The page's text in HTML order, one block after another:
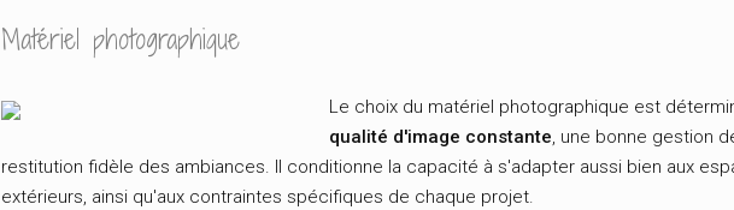
Matériel photographique
Le choix du matériel photographique est
qualité d'image constante, une bonne gestion
restitution fidèle des ambiances. Il conditionne la capacité à s'adapter aussi bien aux
extérieurs, ainsi qu'aux contraintes spécifiques de chaque projet.